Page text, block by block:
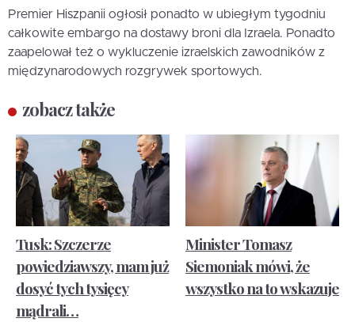
Premier Hiszpanii ogłosił ponadto w ubiegłym tygodniu
całkowite embargo na dostawy broni dla Izraela. Ponadto
zaapelował też o wykluczenie izraelskich zawodników z
międzynarodowych rozgrywek sportowych.
zobacz także
Tusk: Szczerze
powiedziawszy, mam już
dosyć tych tysięcy
mądrali…
Minister Tomasz
Siemoniak mówi, że
wszystko na to wskazuje